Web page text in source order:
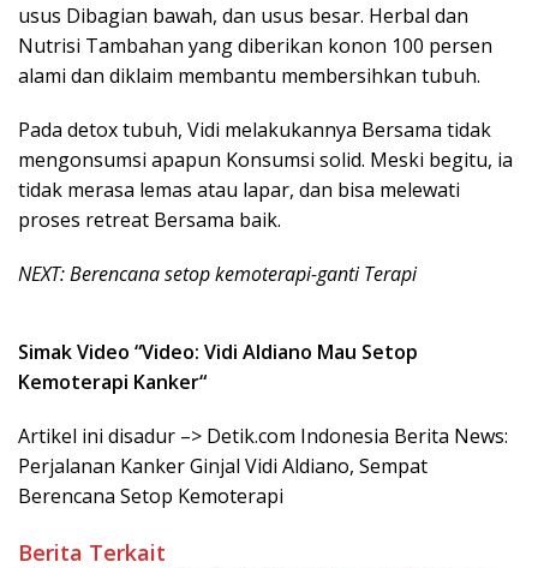
usus Dibagian bawah, dan usus besar. Herbal dan
Nutrisi Tambahan yang diberikan konon 100 persen
alami dan diklaim membantu membersihkan tubuh.
Pada detox tubuh, Vidi melakukannya Bersama tidak
mengonsumsi apapun Konsumsi solid. Meski begitu, ia
tidak merasa lemas atau lapar, dan bisa melewati
proses retreat Bersama baik.
NEXT: Berencana setop kemoterapi-ganti Terapi
Simak Video “Video: Vidi Aldiano Mau Setop
Kemoterapi Kanker“
Artikel ini disadur –> Detik.com Indonesia Berita News:
Perjalanan Kanker Ginjal Vidi Aldiano, Sempat
Berencana Setop Kemoterapi
Berita Terkait